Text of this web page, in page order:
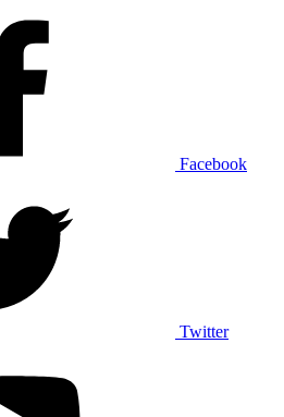
Facebook
Twitter